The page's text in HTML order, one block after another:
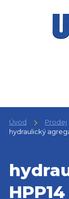
Úvod Prodej
hydraulický